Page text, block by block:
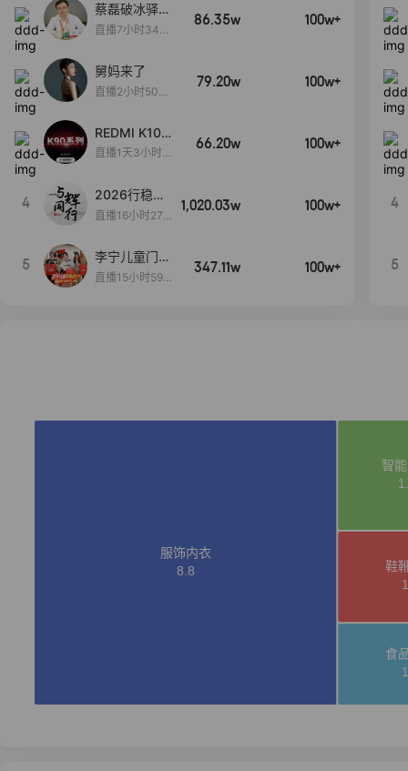
蔡磊破冰驿站
直播间好物分
直播7小时34分
86.35w 100w+
舅妈来了
直播2小时50分
79.20w 100w+
REDMI K100
Pro系列新品
启！
直播1天3小时1
66.20w 100w+
4
2026行稳致
远
直播16小时27
1,020.03w 100w+
5
李宁儿童门店
爆款赤兔8pr
直播15小时59
347.11w 100w+
4
5